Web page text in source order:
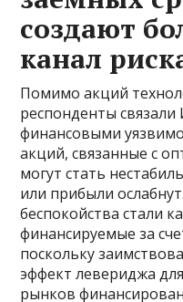
создают
канал
Помимо акций
респонденты
финансовыми
акций, связанные с
могут стать
или прибыли
беспокойства стали
финансируемые за
поскольку
эффект левериджа
рынков